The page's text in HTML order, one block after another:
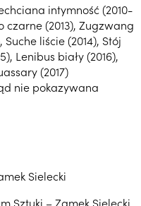
intymność (2010-
czarne (2013), Zugzwang
Suche liście (2014), Stój
Lenibus biały (2016),
(2017)
nie pokazywana
Sielecki
Sztuki – Zamek Sielecki